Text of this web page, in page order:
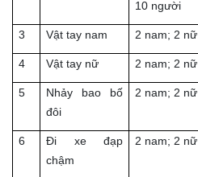
10 người
3 Vật tay nam 2 nam; 2 nữ
4 Vật tay nữ 2 nam; 2 nữ
5
Nhảy bao bố
đôi
2 nam; 2 nữ
6
Đi xe đạp
chậm
2 nam; 2 nữ